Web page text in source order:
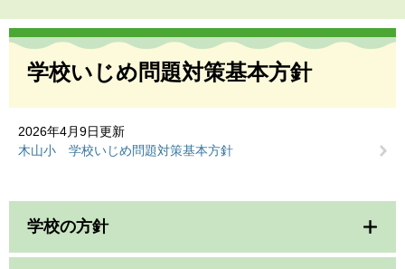
へ
本
学校いじめ問題対策基本方針
2026年4月9日更新
木山小 学校いじめ問題対策基本方針
学校の方針